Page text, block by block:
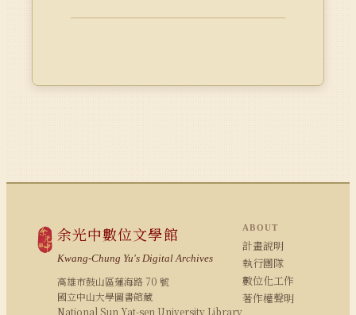
余光中數位文學館
Kwang-Chung Yu's Digital Archives
高雄市鼓山區蓮海路 70 號
國立中山大學圖書館藏
National Sun Yat-sen University Library
ABOUT
計畫說明
執行團隊
數位化工作
著作權聲明